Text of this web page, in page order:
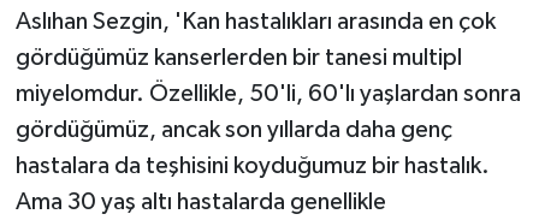
Aslıhan Sezgin, 'Kan hastalıkları arasında en çok
gördüğümüz kanserlerden bir tanesi multipl
miyelomdur. Özellikle, 50'li, 60'lı yaşlardan sonra
gördüğümüz, ancak son yıllarda daha genç
hastalara da teşhisini koyduğumuz bir hastalık.
Ama 30 yaş altı hastalarda genellikle